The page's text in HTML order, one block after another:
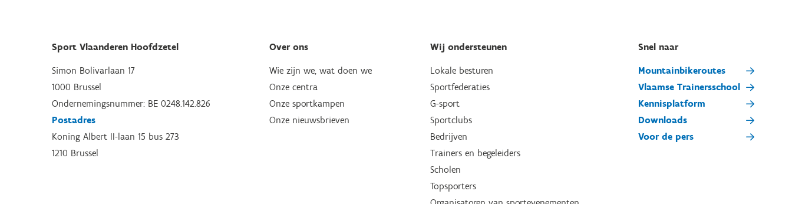
Sport Vlaanderen Hoofdzetel
Simon Bolivarlaan 17
1000 Brussel
Ondernemingsnummer: BE 0248.142.826
Postadres
Koning Albert II-laan 15 bus 273
1210 Brussel
Over ons
Wie zijn we, wat doen we
Onze centra
Onze sportkampen
Onze nieuwsbrieven
Wij ondersteunen
Lokale besturen
Sportfederaties
G-sport
Sportclubs
Bedrijven
Trainers en begeleiders
Scholen
Topsporters
Snel naar
Mountainbikeroutes
Vlaamse Trainersschool
Kennisplatform
Downloads
Voor de pers